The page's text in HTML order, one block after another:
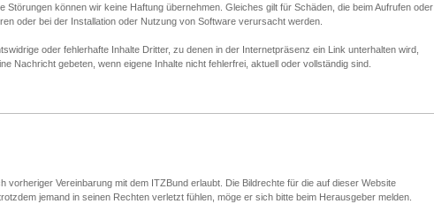
Störungen können wir keine Haftung übernehmen. Gleiches gilt für Schäden, die beim Aufrufen oder
oder bei der Installation oder Nutzung von Software verursacht werden.
oder fehlerhafte Inhalte Dritter, zu denen in der Internetpräsenz ein Link unterhalten wird,
Nachricht gebeten, wenn eigene Inhalte nicht fehlerfrei, aktuell oder vollständig sind.
vorheriger Vereinbarung mit dem ITZBund erlaubt. Die Bildrechte für die auf dieser Website
jemand in seinen Rechten verletzt fühlen, möge er sich bitte beim Herausgeber melden.